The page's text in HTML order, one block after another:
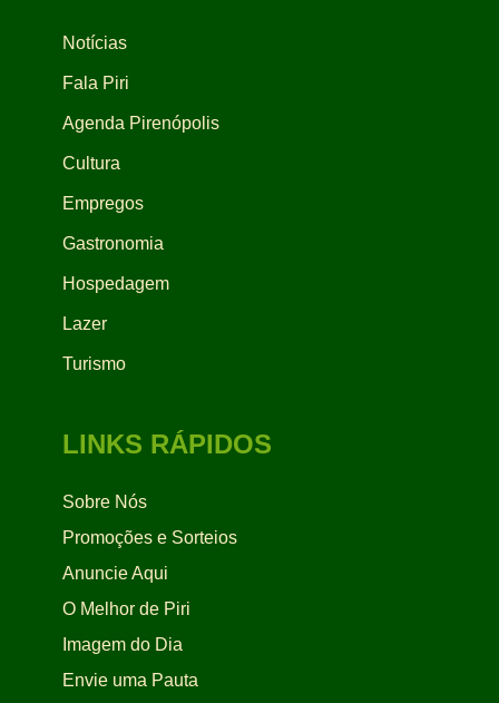
Notícias
Fala Piri
Agenda Pirenópolis
Cultura
Empregos
Gastronomia
Hospedagem
Lazer
Turismo
LINKS RÁPIDOS
Sobre Nós
Promoções e Sorteios
Anuncie Aqui
O Melhor de Piri
Imagem do Dia
Envie uma Pauta